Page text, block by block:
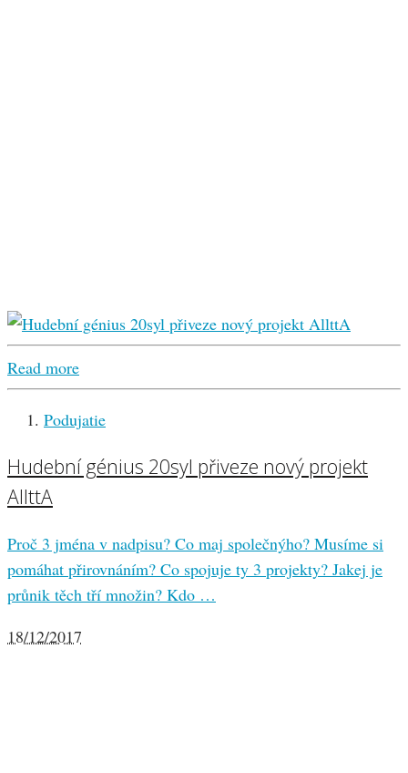
Read more
Podujatie
Hudební génius 20syl přiveze nový projekt
AllttA
Proč 3 jména v nadpisu? Co maj společnýho? Musíme si
pomáhat přirovnáním? Co spojuje ty 3 projekty? Jakej je
průnik těch tří množin? Kdo …
18/12/2017